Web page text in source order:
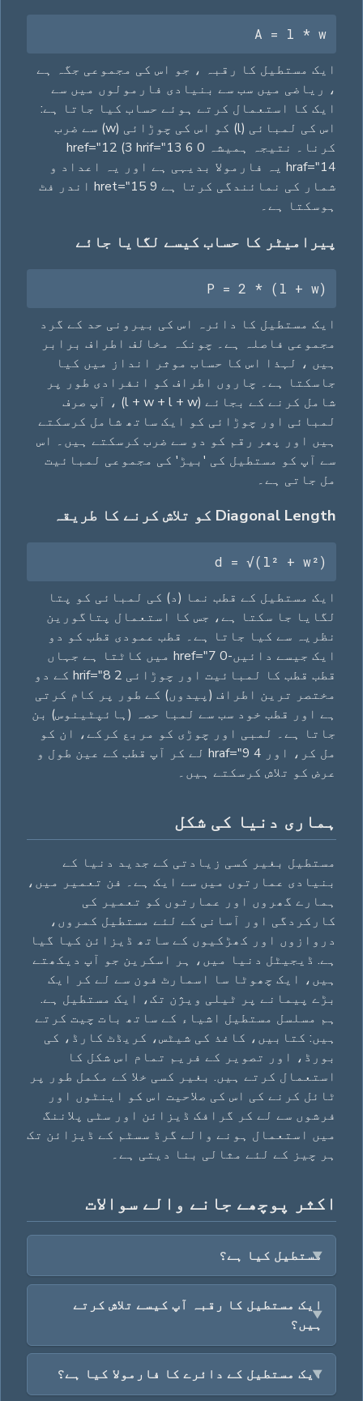
A = l * w
ایک مستطیل کا رقبہ ، جو اس کی مجموعی جگہ ہے
، ریاضی میں سب سے بنیادی فارمولوں میں سے
ایک کا استعمال کرتے ہوئے حساب کیا جاتا ہے:
اس کی لمبائی (l) کو اس کی چوڑائی (w) سے ضرب
کرنا۔ نتیجہ ہمیشہ 0 href="12 (3 hrif="13 6
hraf="14 یہ فارمولا بدیہی ہے اور یہ اعداد و
شمار کی نمائندگی کرتا ہے 9 hret="15 اندر فٹ
ہوسکتا ہے۔
پیرامیٹر کا حساب کیسے لگایا جائے
P = 2 * (l + w)
ایک مستطیل کا دائرہ اس کی بیرونی حد کے گرد
مجموعی فاصلہ ہے۔ چونکہ مخالف اطراف برابر
ہیں ، لہذا اس کا حساب موثر انداز میں کیا
جاسکتا ہے۔ چاروں اطراف کو انفرادی طور پر
شامل کرنے کے بجائے (l + w + l + w) ، آپ صرف
لمبائی اور چوڑائی کو ایک ساتھ شامل کرسکتے
ہیں اور پھر رقم کو دو سے ضرب کرسکتے ہیں۔ اس
سے آپ کو مستطيل کی 'بیڑ' کی مجموعی لمبائیت
مل جاتی ہے۔
Diagonal Length کو تلاش کرنے کا طریقہ
d = √(l² + w²)
ایک مستطیل کے قطب نما (د) کی لمبائی کو پتا
لگایا جا سکتا ہے، جس کا استعمال پتاگورین
نظریہ سے کیا جاتا ہے۔ قطب عمودی قطب کو دو
ایک جیسے دائیں-0 href="7 میں کاٹتا ہے جہاں
قطب قطب کا لمبائیت اور چوڑائی 2 hrif="8 کے دو
مختصر ترین اطراف (پیدوں) کے طور پر کام کرتی
ہے اور قطب خود سب سے لمبا حصہ (ہائپٹینوس) بن
جاتا ہے۔ لمبی اور چوڑی کو مربع کرکے، ان کو
مل کر، اور 4 hraf="9 لے کر آپ قطب کے عین طول و
عرض کو تلاش کرسکتے ہیں۔
ہماری دنیا کی شکل
مستطیل بغیر کسی زیادتی کے جدید دنیا کے
بنیادی عمارتوں میں سے ایک ہے۔ فن تعمیر میں،
ہمارے گھروں اور عمارتوں کو تعمیر کی
کارکردگی اور آسانی کے لئے مستطیل کمروں،
دروازوں اور کھڑکیوں کے ساتھ ڈیزائن کیا گیا
ہے. ڈیجیٹل دنیا میں، ہر اسکرین جو آپ دیکھتے
ہیں، ایک چھوٹا سا اسمارٹ فون سے لے کر ایک
بڑے پیمانے پر ٹیلی ویژن تک، ایک مستطیل ہے.
ہم مسلسل مستطیل اشیاء کے ساتھ بات چیت کرتے
ہیں: کتابیں، کاغذ کی شیٹس، کریڈٹ کارڈ، کی
بورڈ، اور تصویر کے فریم تمام اس شکل کا
استعمال کرتے ہیں. بغیر کسی خلا کے مکمل طور پر
ٹائل کرنے کی اس کی صلاحیت اس کو اینٹوں اور
فرشوں سے لے کر گرافک ڈیزائن اور سٹی پلاننگ
میں استعمال ہونے والے گرڈ سسٹم کے ڈیزائن تک
ہر چیز کے لئے مثالی بنا دیتی ہے۔
اکثر پوچھے جانے والے سوالات
مستطیل کیا ہے؟
ایک مستطیل کا رقبہ آپ کیسے تلاش کرتے
ہیں؟
ایک مستطیل کے دائرے کا فارمولا کیا ہے؟